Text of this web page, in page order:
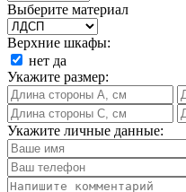
Выберите материал
Верхние шкафы:
нет да
Укажите размер:
Укажите личные данные: